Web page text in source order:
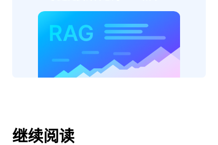
继续阅读